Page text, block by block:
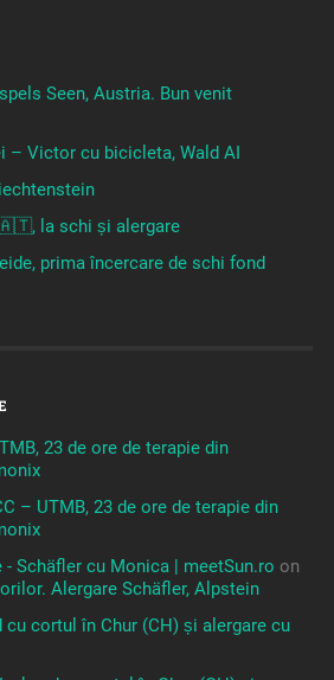
Seen, Austria. Bun venit
– Victor cu bicicleta, Wald AI
la schi și alergare
prima încercare de schi fond
23 de ore de terapie din
– UTMB, 23 de ore de terapie din
Schäfler cu Monica | meetSun.ro on
Alergare Schäfler, Alpstein
cu cortul în Chur (CH) și alergare cu